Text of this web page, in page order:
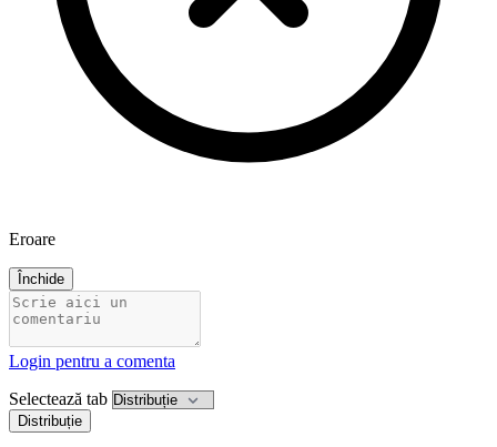
Eroare
Închide
Login pentru a comenta
Selectează tab
Distribuție